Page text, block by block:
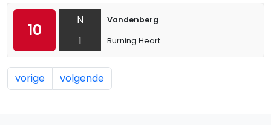
10
N
1
Vandenberg
Burning Heart
vorige volgende